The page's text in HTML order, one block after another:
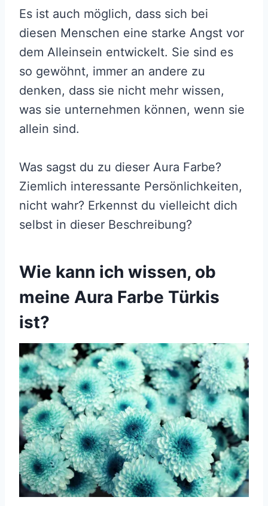
Es ist auch möglich, dass sich bei
diesen Menschen eine starke Angst vor
dem Alleinsein entwickelt. Sie sind es
so gewöhnt, immer an andere zu
denken, dass sie nicht mehr wissen,
was sie unternehmen können, wenn sie
allein sind.
Was sagst du zu dieser Aura Farbe?
Ziemlich interessante Persönlichkeiten,
nicht wahr? Erkennst du vielleicht dich
selbst in dieser Beschreibung?
Wie kann ich wissen, ob
meine Aura Farbe Türkis
ist?